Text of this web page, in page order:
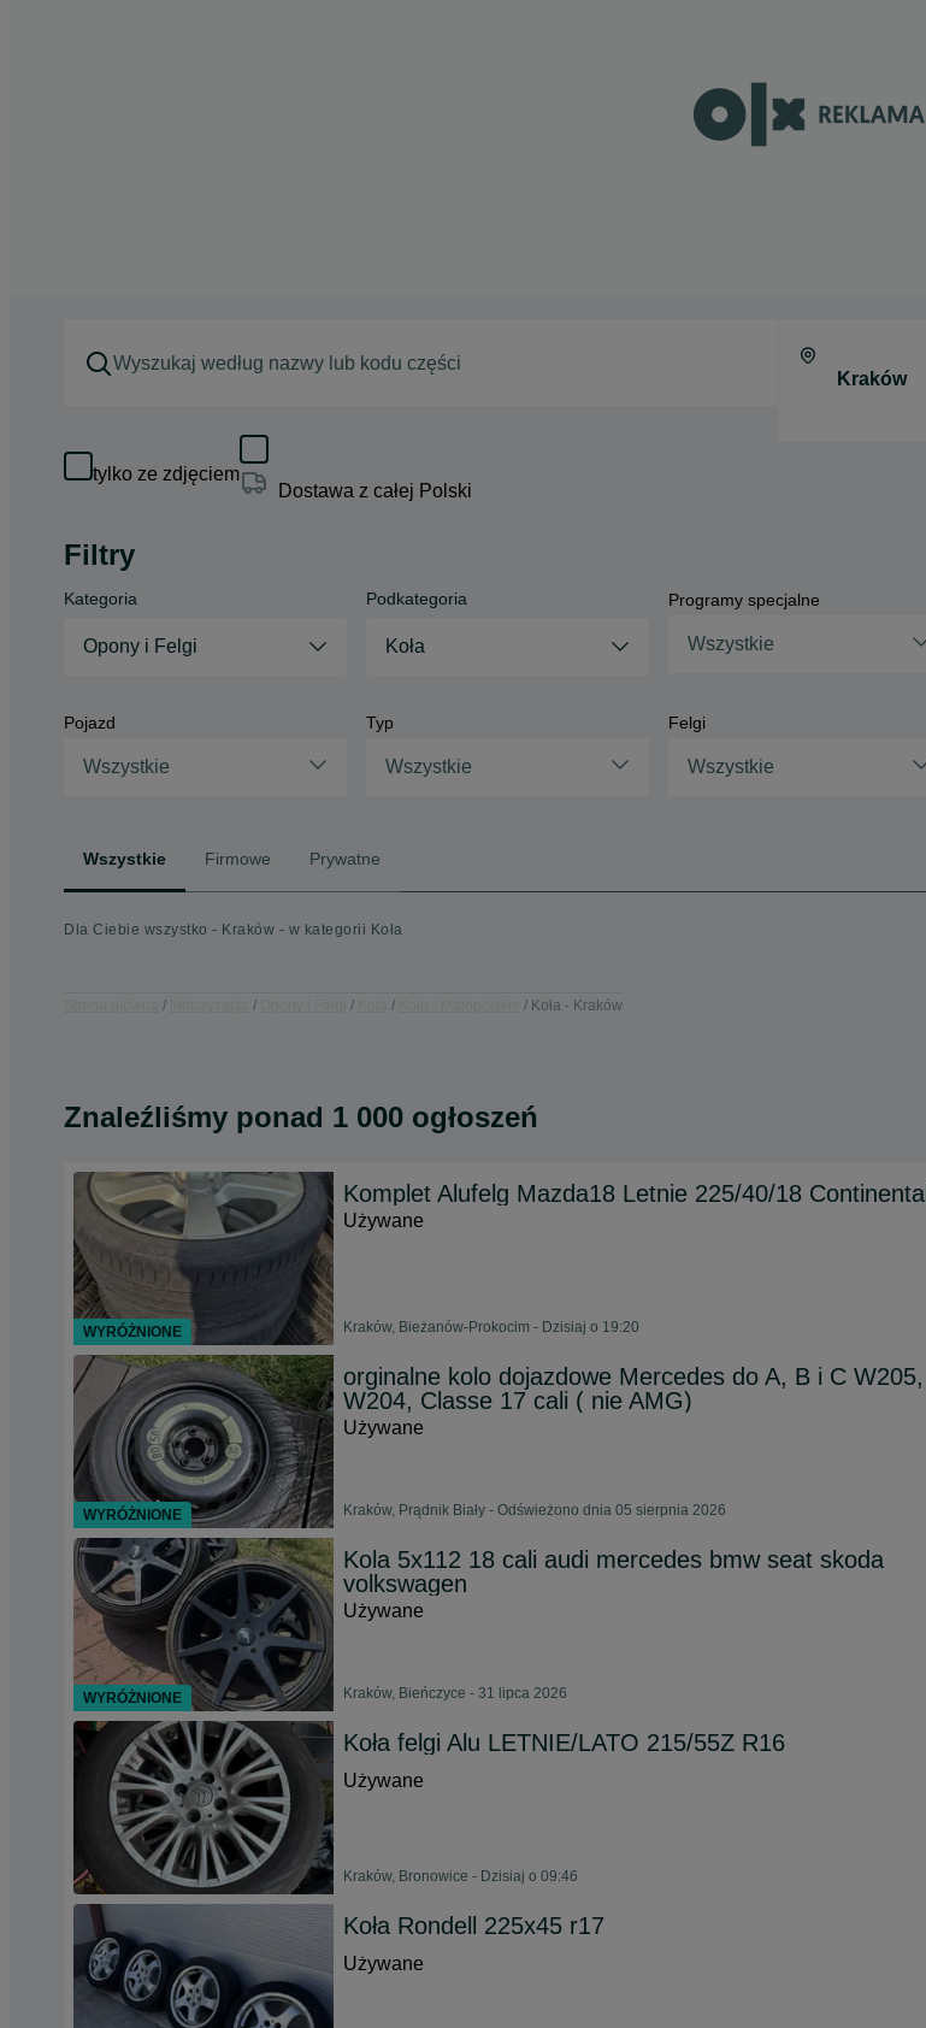
tylko ze zdjęciem
Dostawa z całej Polski
Filtry
Kategoria
Opony i Felgi
Podkategoria
Koła
Programy specjalne
Wszystkie
Pojazd
Wszystkie
Typ
Wszystkie
Felgi
Wszystkie
Wszystkie Firmowe Prywatne
Dla Ciebie wszystko - Kraków - w kategorii Koła
Koła - Kraków
Znaleźliśmy ponad 1 000 ogłoszeń
Komplet Alufelg Mazda18 Letnie 225/40/18 Continental
Używane
Kraków, Bieżanów-Prokocim - Dzisiaj o 19:20
orginalne kolo dojazdowe Mercedes do A, B i C W205,
W204, Classe 17 cali ( nie AMG)
Używane
Kraków, Prądnik Biały - Odświeżono dnia 05 sierpnia 2026
Kola 5x112 18 cali audi mercedes bmw seat skoda
volkswagen
Używane
Kraków, Bieńczyce - 31 lipca 2026
Koła felgi Alu LETNIE/LATO 215/55Z R16
Używane
Kraków, Bronowice - Dzisiaj o 09:46
Koła Rondell 225x45 r17
Używane
WYRÓŻNIONE
WYRÓŻNIONE
WYRÓŻNIONE